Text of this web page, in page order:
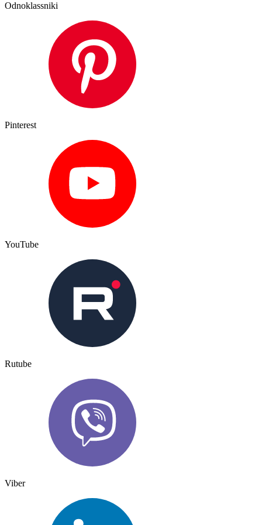
Odnoklassniki
Pinterest
YouTube
Rutube
Viber